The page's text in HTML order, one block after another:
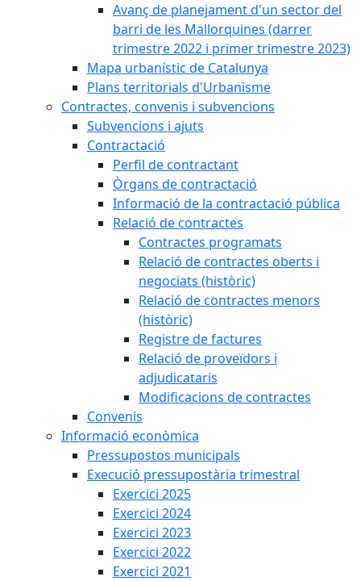
Avanç de planejament d'un sector del
barri de les Mallorquines (darrer
trimestre 2022 i primer trimestre 2023)
Mapa urbanístic de Catalunya
Plans territorials d'Urbanisme
Contractes, convenis i subvencions
Subvencions i ajuts
Contractació
Perfil de contractant
Òrgans de contractació
Informació de la contractació pública
Relació de contractes
Contractes programats
Relació de contractes oberts i
negociats (històric)
Relació de contractes menors
(històric)
Registre de factures
Relació de proveïdors i
adjudicataris
Modificacions de contractes
Convenis
Informació econòmica
Pressupostos municipals
Execució pressupostària trimestral
Exercici 2025
Exercici 2024
Exercici 2023
Exercici 2022
Exercici 2021